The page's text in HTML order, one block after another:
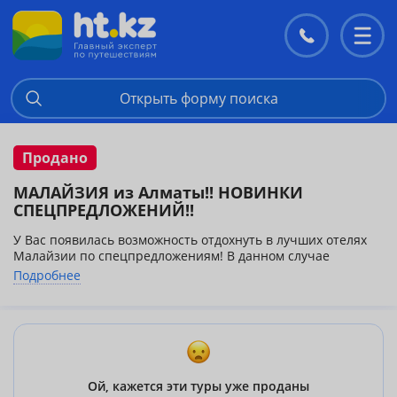
Контакты
меню
Открыть форму поиска
Продано
МАЛАЙЗИЯ из Алматы!! НОВИНКИ
СПЕЦПРЕДЛОЖЕНИЙ!!
У Вас появилась возможность отдохнуть в лучших отелях
Малайзии по спецпредложениям! В данном случае
понятие "экономия" не отразится на качестве вашего
отдыха! Действие спецпредложений ограничено!
Даты:17/04/13 - 15/07/13, 01/09/13 - 30/09/13
Отдыхаем 7 ночей - Платим за 6
Для бесплатной ночи предоставляются
Подробнее
Ой, кажется эти туры уже проданы